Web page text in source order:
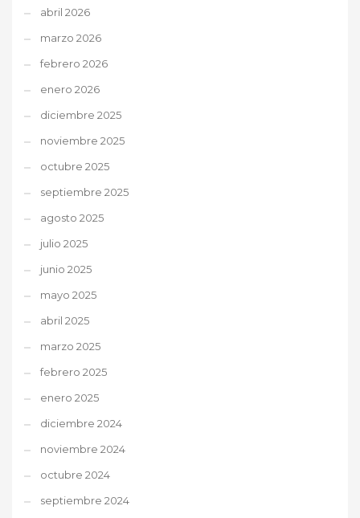
abril 2026
marzo 2026
febrero 2026
enero 2026
diciembre 2025
noviembre 2025
octubre 2025
septiembre 2025
agosto 2025
julio 2025
junio 2025
mayo 2025
abril 2025
marzo 2025
febrero 2025
enero 2025
diciembre 2024
noviembre 2024
octubre 2024
septiembre 2024